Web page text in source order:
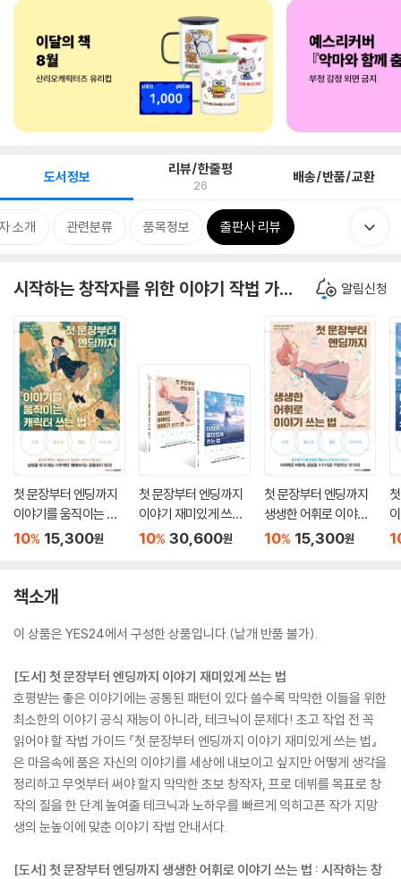
도서정보 리뷰/한줄평
26 배송/반품/교환
소개 관련분류 품목정보 출판사 리뷰
시작하는 창작자를 위한 이야기 작법 가이드 알림신청
첫 문장부터 엔딩까지
이야기를 움직이는 캐
릭터 쓰는 법
10% 15,300원
첫 문장부터 엔딩까지
이야기 재미있게 쓰는
법 + 첫 문장부터 엔딩
10% 30,600원
첫 문장부터 엔딩까지
생생한 어휘로 이야기
쓰는 법
10% 15,300원
법
책소개
이 상품은 YES24에서 구성한 상품입니다.(낱개 반품 불가).
[도서] 첫 문장부터 엔딩까지 이야기 재미있게 쓰는 법
호평받는 좋은 이야기에는 공통된 패턴이 있다 쓸수록 막막한 이들을 위한
최소한의 이야기 공식 재능이 아니라, 테크닉이 문제다! 초고 작업 전 꼭
읽어야 할 작법 가이드 『첫 문장부터 엔딩까지 이야기 재미있게 쓰는 법』
은 마음속에 품은 자신의 이야기를 세상에 내보이고 싶지만 어떻게 생각을
정리하고 무엇부터 써야 할지 막막한 초보 창작자, 프로 데뷔를 목표로 창
작의 질을 한 단계 높여줄 테크닉과 노하우를 빠르게 익히고픈 작가 지망
생의 눈높이에 맞춘 이야기 작법 안내서다.
[도서] 첫 문장부터 엔딩까지 생생한 어휘로 이야기 쓰는 법 : 시작하는 창